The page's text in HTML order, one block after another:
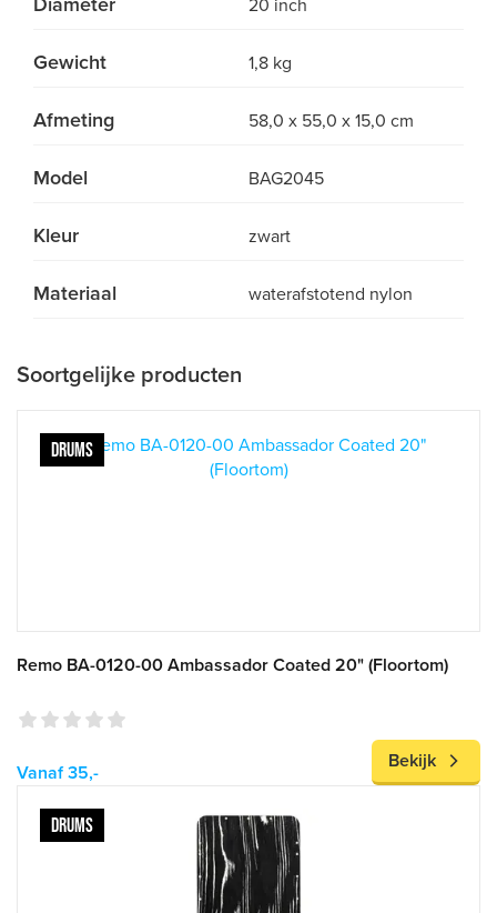
20 inch
Gewicht 1,8 kg
Afmeting 58,0 x 55,0 x 15,0 cm
Model BAG2045
Kleur zwart
Materiaal waterafstotend nylon
Soortgelijke producten
DRUMS
Remo BA-0120-00 Ambassador Coated 20" (Floortom)
Vanaf 35,-
Bekijk
DRUMS